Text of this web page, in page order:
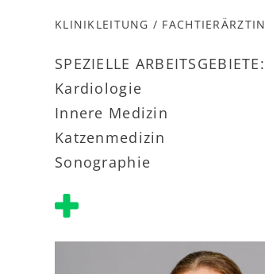
KLINIKLEITUNG / FACHTIERÄRZTIN
SPEZIELLE ARBEITSGEBIETE:
Kardiologie
Innere Medizin
Katzenmedizin
Sonographie